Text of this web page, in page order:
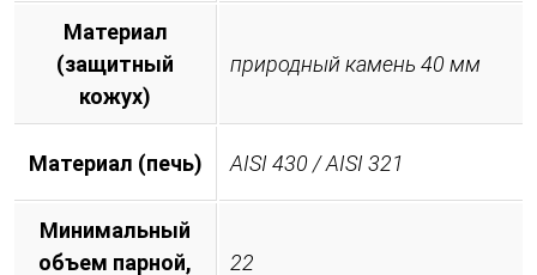
Материал
(защитный
кожух)
природный камень 40 мм
Материал (печь) AISI 430 / AISI 321
Минимальный
объем парной,
22